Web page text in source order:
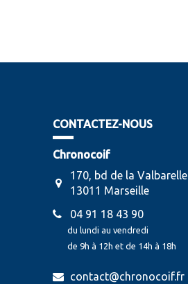
CONTACTEZ-NOUS
Chronocoif
170, bd de la Valbarelle
13011 Marseille
04 91 18 43 90
du lundi au vendredi
de 9h à 12h et de 14h à 18h
contact@chronocoif.fr